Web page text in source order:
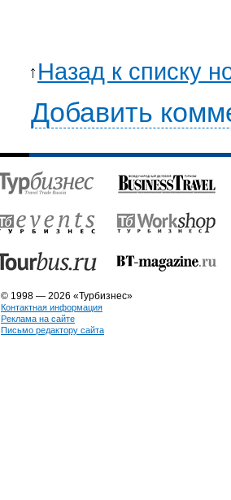
Назад к списку
Добавить
© 1998 — 2026 «Турбизнес»
Контактная информация
Реклама на сайте
Письмо редактору сайта